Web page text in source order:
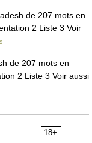
de 207 mots en
2 Liste 3 Voir
de 207 mots en
2 Liste 3 Voir aussi
18+